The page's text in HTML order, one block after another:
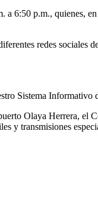
6:50 p.m., quienes,
redes sociales
Sistema Informativo
Olaya Herrera, el
y transmisiones